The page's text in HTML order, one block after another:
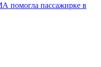
помогла пассажирке в